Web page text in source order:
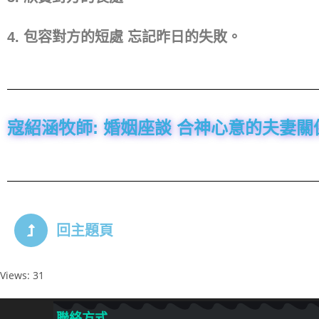
4. 包容對方的短處 忘記昨日的失敗。
寇紹涵牧師: 婚姻座談 合神心意的夫妻關
回主題頁
Views: 31